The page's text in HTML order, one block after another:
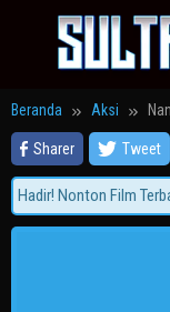
Beranda Aksi
Sharer Tweet
Hadir! Nonton Film